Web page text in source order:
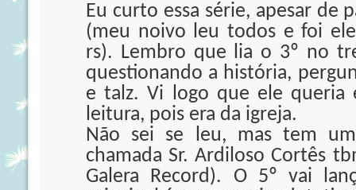
Eu curto essa série, apesar de
(meu noivo leu todos e foi
rs). Lembro que lia o 3º no
questionando a história,
e talz. Vi logo que ele queria
leitura, pois era da igreja.
Não sei se leu, mas tem
chamada Sr. Ardiloso Cortês
Galera Record). O 5º vai